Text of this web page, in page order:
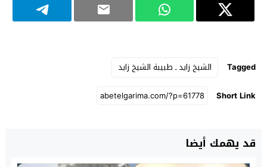
Tagged
الشيخ زايد ـ طبيبة الشيخ زايد
Short Link
قد يهمك أيضا